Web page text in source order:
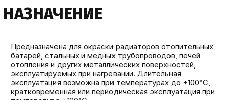
НАЗНАЧЕНИЕ
Предназначена для окраски радиаторов отопительных
батарей, стальных и медных трубопроводов, печей
отопления и других металлических поверхностей,
эксплуатируемых при нагревании. Длительная
эксплуатация возможна при температурах до +100°С,
кратковременная или периодическая эксплуатация при